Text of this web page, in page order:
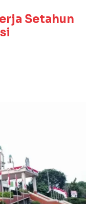
Setahun